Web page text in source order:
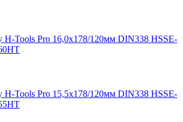
H-Tools Pro 16,0x178/120мм DIN338 HSSE-
H-Tools Pro 15,5x178/120мм DIN338 HSSE-